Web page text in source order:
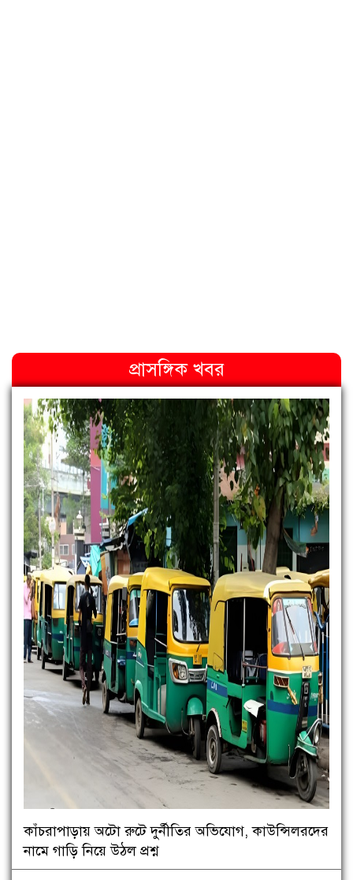
প্রাসঙ্গিক খবর
কাঁচরাপাড়ায় অটো রুটে দুর্নীতির অভিযোগ, কাউন্সিলরদের
নামে গাড়ি নিয়ে উঠল প্রশ্ন